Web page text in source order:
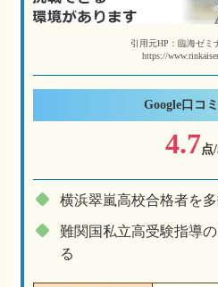
引用元HP：臨海ゼミ
https://
Google 口コ
4.7点
横浜翠嵐高校合格者を
難関国私立高受験指導
る